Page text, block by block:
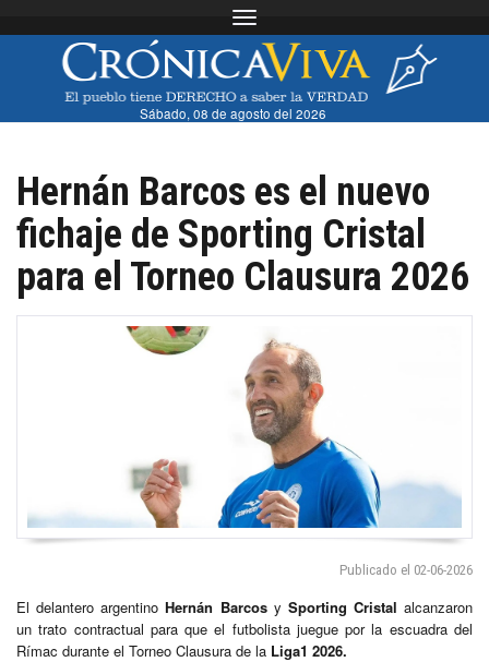
Toggle navigation
Sábado, 08 de agosto del 2026
Hernán Barcos es el nuevo
fichaje de Sporting Cristal
para el Torneo Clausura 2026
Publicado el 02-06-2026
El delantero argentinoHernán Barcosy Sporting Cristal alcanzaron
un trato contractual para que el futbolista juegue por la escuadra del
Rímac durante el Torneo Clausura de la Liga1 2026.